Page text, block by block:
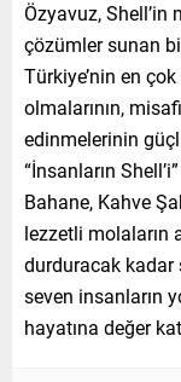
Özyavuz, Shell’in
çözümler sunan
Türkiye’nin en
olmalarının,
edinmelerinin
“İnsanların
Bahane, Kahve
lezzetli molaların
durduracak kadar
seven insanların
hayatına değer